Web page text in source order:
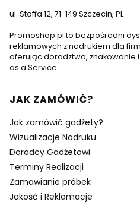
ul. Staffa 12, 71-149 Szczecin, PL
Promoshop.pl to bezpośredni
reklamowych z nadrukiem dla firm
oferując doradztwo, znakowanie
as a Service.
Linki w stopce
JAK ZAMÓWIĆ?
Jak zamówić gadżety?
Wizualizacje Nadruku
Doradcy Gadżetowi
Terminy Realizacji
Zamawianie próbek
Jakość i Reklamacje